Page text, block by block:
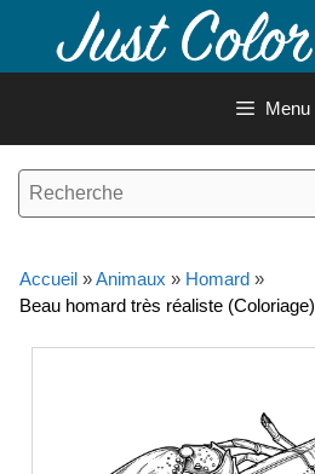
contenu
Menu
Accueil »Animaux » Homard »
Beau homard très réaliste (Coloriage)